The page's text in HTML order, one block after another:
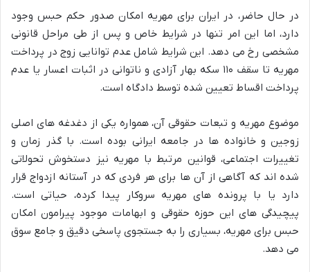
در حال حاضر، در ایران برای مهریه امکان صدور حکم حبس وجود
دارد، اما این امر تنها در شرایط خاص و پس از طی مراحل قانونی
مشخصی رخ می دهد. این شرایط شامل عدم توانایی زوج در پرداخت
مهریه تا سقف ۱۱۰ سکه بهار آزادی و ناتوانی در اثبات اعسار یا عدم
پرداخت اقساط تعیین شده توسط دادگاه است.
موضوع مهریه و تبعات حقوقی آن، همواره یکی از دغدغه های اصلی
زوجین و خانواده ها در جامعه ایرانی بوده است. با گذر زمان و
تغییرات اجتماعی، قوانین مرتبط با مهریه نیز دستخوش تحولاتی
شده اند که آگاهی از آن ها برای هر فردی که در آستانه ازدواج قرار
دارد یا با پرونده های مهریه سروکار پیدا کرده، حیاتی است.
پیچیدگی های این حوزه حقوقی و ابهامات موجود پیرامون امکان
حبس برای مهریه، بسیاری را به جستجوی پاسخی دقیق و جامع سوق
می دهد.